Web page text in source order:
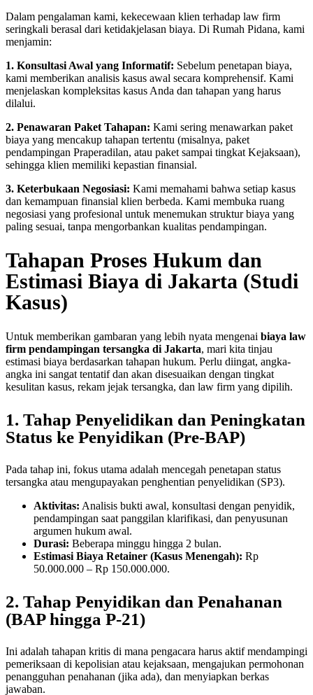
Dalam pengalaman kami, kekecewaan klien terhadap law firm
seringkali berasal dari ketidakjelasan biaya. Di Rumah Pidana, kami
menjamin:
1. Konsultasi Awal yang Informatif: Sebelum penetapan biaya,
kami memberikan analisis kasus awal secara komprehensif. Kami
menjelaskan kompleksitas kasus Anda dan tahapan yang harus
dilalui.
2. Penawaran Paket Tahapan: Kami sering menawarkan paket
biaya yang mencakup tahapan tertentu (misalnya, paket
pendampingan Praperadilan, atau paket sampai tingkat Kejaksaan),
sehingga klien memiliki kepastian finansial.
3. Keterbukaan Negosiasi: Kami memahami bahwa setiap kasus
dan kemampuan finansial klien berbeda. Kami membuka ruang
negosiasi yang profesional untuk menemukan struktur biaya yang
paling sesuai, tanpa mengorbankan kualitas pendampingan.
Tahapan Proses Hukum dan
Estimasi Biaya di Jakarta (Studi
Kasus)
Untuk memberikan gambaran yang lebih nyata mengenai biaya law
firm pendampingan tersangka di Jakarta, mari kita tinjau
estimasi biaya berdasarkan tahapan hukum. Perlu diingat, angka-
angka ini sangat tentatif dan akan disesuaikan dengan tingkat
kesulitan kasus, rekam jejak tersangka, dan law firm yang dipilih.
1. Tahap Penyelidikan dan Peningkatan
Status ke Penyidikan (Pre-BAP)
Pada tahap ini, fokus utama adalah mencegah penetapan status
tersangka atau mengupayakan penghentian penyelidikan (SP3).
Aktivitas: Analisis bukti awal, konsultasi dengan penyidik,
pendampingan saat panggilan klarifikasi, dan penyusunan
argumen hukum awal.
Durasi: Beberapa minggu hingga 2 bulan.
Estimasi Biaya Retainer (Kasus Menengah): Rp
50.000.000 – Rp 150.000.000.
2. Tahap Penyidikan dan Penahanan
(BAP hingga P-21)
Ini adalah tahapan kritis di mana pengacara harus aktif mendampingi
pemeriksaan di kepolisian atau kejaksaan, mengajukan permohonan
penangguhan penahanan (jika ada), dan menyiapkan berkas
jawaban.